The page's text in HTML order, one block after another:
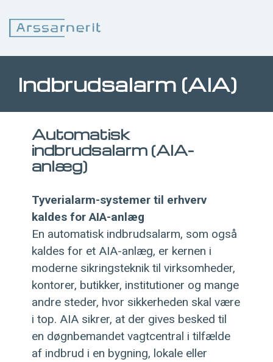
Indbrudsalarm (AIA)
Automatisk
indbrudsalarm (AIA-
anlæg)
Tyverialarm-systemer til erhverv
kaldes for AIA-anlæg
En automatisk indbrudsalarm, som også
kaldes for et AIA-anlæg, er kernen i
moderne sikringsteknik til virksomheder,
kontorer, butikker, institutioner og mange
andre steder, hvor sikkerheden skal være
i top. AIA sikrer, at der gives besked til
en døgnbemandet vagtcentral i tilfælde
af indbrud i en bygning, lokale eller